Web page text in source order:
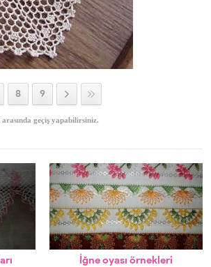
8 9
geçiş yapabilirsiniz.
İğne oyası örnekleri